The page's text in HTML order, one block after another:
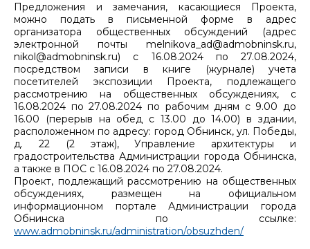
Предложения и замечания, касающиеся Проекта,
можно подать в письменной форме в адрес
организатора общественных обсуждений (адрес
электронной почты melnikova_ad@admobninsk.ru,
nikol@admobninsk.ru) с 16.08.2024 по 27.08.2024,
посредством записи в книге (журнале) учета
посетителей экспозиции Проекта, подлежащего
рассмотрению на общественных обсуждениях, с
16.08.2024 по 27.08.2024 по рабочим дням с 9.00 до
16.00 (перерыв на обед с 13.00 до 14.00) в здании,
расположенном по адресу: город Обнинск, ул. Победы,
д. 22 (2 этаж), Управление архитектуры и
градостроительства Администрации города Обнинска,
а также в ПОС с 16.08.2024 по 27.08.2024.
Проект, подлежащий рассмотрению на общественных
обсуждениях, размещен на официальном
информационном портале Администрации города
Обнинска по ссылке:
www.admobninsk.ru/administration/obsuzhden/